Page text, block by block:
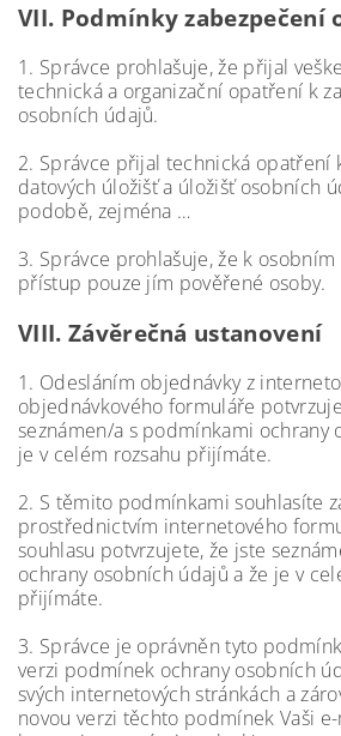
VII. Podmínky zabezpečení
1. Správce prohlašuje, že přijal
technická a organizační opatření k
osobních údajů.
2. Správce přijal technická opatření
datových úložišť a úložišť osobních
podobě, zejména …
3. Správce prohlašuje, že k
přístup pouze jím pověřené osoby.
VIII. Závěrečná ustanovení
1. Odesláním objednávky z
objednávkového formuláře
seznámen/a s podmínkami ochrany
je v celém rozsahu přijímáte.
2. S těmito podmínkami souhlasíte
prostřednictvím internetového
souhlasu potvrzujete, že jste
ochrany osobních údajů a že je v
přijímáte.
3. Správce je oprávněn tyto
verzi podmínek ochrany osobních
svých internetových stránkách a
novou verzi těchto podmínek Vaši